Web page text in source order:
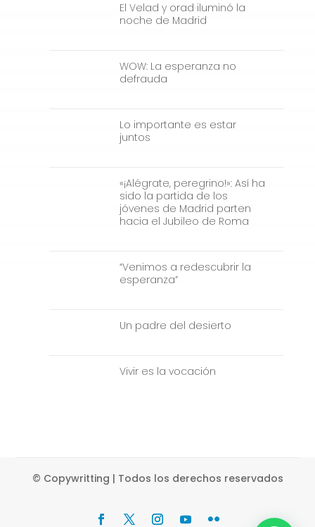
El Velad y orad iluminó la
noche de Madrid
WOW: La esperanza no
defrauda
Lo importante es estar
juntos
«¡Alégrate, peregrino!»: Así ha
sido la partida de los
jóvenes de Madrid parten
hacia el Jubileo de Roma
“Venimos a redescubrir la
esperanza”
Un padre del desierto
Vivir es la vocación
© Copywritting | Todos los derechos reservados